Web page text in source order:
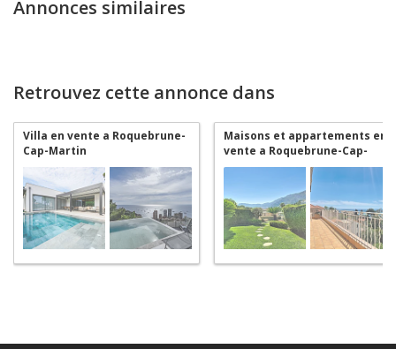
Annonces similaires
Retrouvez cette annonce dans
Villa en vente a Roquebrune-
Cap-Martin
Maisons et appartements en
vente a Roquebrune-Cap-
Martin